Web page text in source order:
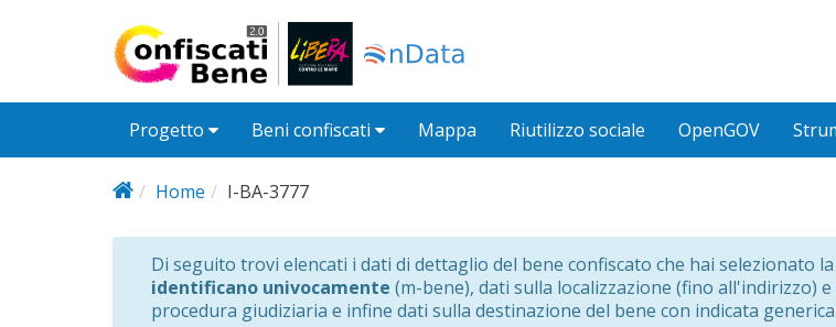
Progetto Beni confiscati Mappa Riutilizzo sociale OpenGOV
Home I-BA-3777
Di seguito trovi elencati i dati di dettaglio del bene confiscato che hai selezionato
identificano univocamente (m-bene), dati sulla localizzazione (fino all'indirizzo)
procedura giudiziaria e infine dati sulla destinazione del bene con indicata